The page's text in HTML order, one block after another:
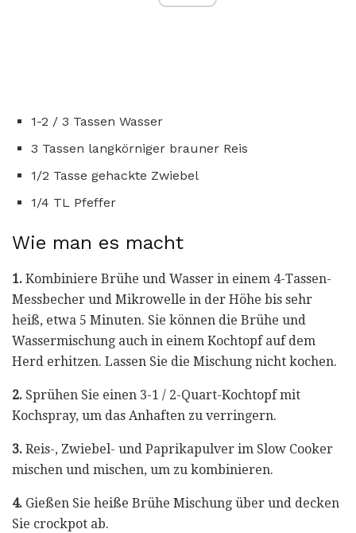
1-2 / 3 Tassen Wasser
3 Tassen langkörniger brauner Reis
1/2 Tasse gehackte Zwiebel
1/4 TL Pfeffer
Wie man es macht
1. Kombiniere Brühe und Wasser in einem 4-Tassen-
Messbecher und Mikrowelle in der Höhe bis sehr
heiß, etwa 5 Minuten. Sie können die Brühe und
Wassermischung auch in einem Kochtopf auf dem
Herd erhitzen. Lassen Sie die Mischung nicht kochen.
2. Sprühen Sie einen 3-1 / 2-Quart-Kochtopf mit
Kochspray, um das Anhaften zu verringern.
3. Reis-, Zwiebel- und Paprikapulver im Slow Cooker
mischen und mischen, um zu kombinieren.
4. Gießen Sie heiße Brühe Mischung über und decken
Sie crockpot ab.